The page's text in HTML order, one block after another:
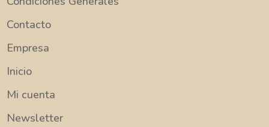
Contacto
Empresa
Inicio
Mi cuenta
Newsletter